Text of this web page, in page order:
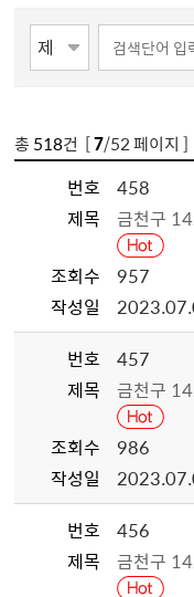
총 518건 [7/52 페이지 ]
번호
458
제목
금천구
조회수
957
작성일
번호
457
제목
금천구
조회수
986
작성일
번호
456
제목
금천구